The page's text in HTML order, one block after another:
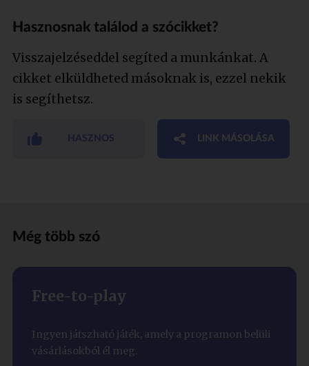
Hasznosnak találod a szócikket?
Visszajelzéseddel segíted a munkánkat. A
cikket elküldheted másoknak is, ezzel nekik
is segíthetsz.
HASZNOS LINK MÁSOLÁSA
Még több szó
Free-to-play
Ingyen játszható játék, amely a programon belüli
vásárlásokból él meg.